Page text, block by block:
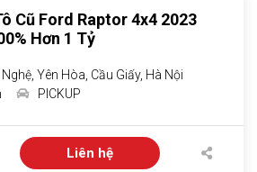
Cũ Ford Raptor 4x4 2023
Hơn 1 Tỷ
Yên Hòa, Cầu Giấy, Hà Nội
PICKUP
Liên hệ